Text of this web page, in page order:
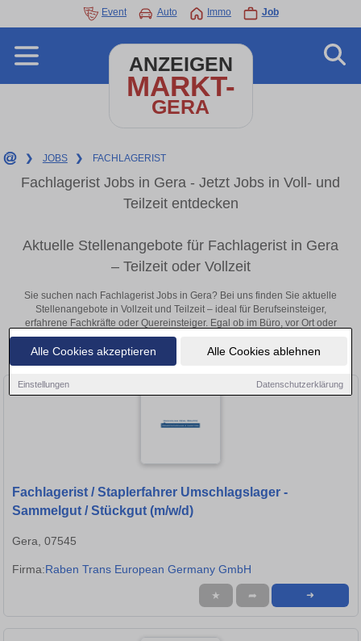
Alle Cookies akzeptieren Alle Cookies ablehnen
Einstellungen Datenschutzerklärung
Event Auto Immo Job
ANZEIGEN
MARKT-
GERA
❯ JOBS ❯ FACHLAGERIST
Fachlagerist Jobs in Gera - Jetzt Jobs in Voll- und
Teilzeit entdecken
Aktuelle Stellenangebote für Fachlagerist in Gera
– Teilzeit oder Vollzeit
Sie suchen nach Fachlagerist Jobs in Gera? Bei uns finden Sie aktuelle
Stellenangebote in Vollzeit und Teilzeit – ideal für Berufseinsteiger,
erfahrene Fachkräfte oder Quereinsteiger. Egal ob im Büro, vor Ort oder
remote: Entdecken Sie jetzt neue Chancen in Ihrer Region und
bewerben Sie sich direkt auf passende Fachlagerist-Stellen in Gera!
Fachlagerist / Staplerfahrer Umschlagslager -
Sammelgut / Stückgut (m/w/d)
Gera, 07545
Firma:Raben Trans European Germany GmbH
★ ➦ ➜